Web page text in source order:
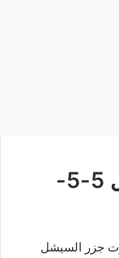
عروض الطيار إلى السيشل 5-5-
5-5-2015 ، هل زرت جزر السيشل